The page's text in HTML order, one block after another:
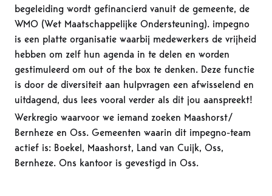
begeleiding wordt gefinancierd vanuit de gemeente, de
WMO (Wet Maatschappelijke Ondersteuning). impegno
is een platte organisatie waarbij medewerkers de vrijheid
hebben om zelf hun agenda in te delen en worden
gestimuleerd om out of the box te denken. Deze functie
is door de diversiteit aan hulpvragen een afwisselend en
uitdagend, dus lees vooral verder als dit jou aanspreekt!
Werkregio waarvoor we iemand zoeken Maashorst/
Bernheze en Oss. Gemeenten waarin dit impegno-team
actief is: Boekel, Maashorst, Land van Cuijk, Oss,
Bernheze. Ons kantoor is gevestigd in Oss.